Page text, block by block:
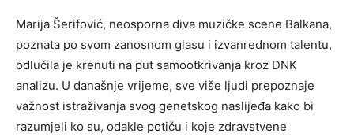
Marija Šerifović, neosporna diva muzičke scene Balkana,
poznata po svom zanosnom glasu i izvanrednom talentu,
odlučila je krenuti na put samootkrivanja kroz DNK
analizu. U današnje vrijeme, sve više ljudi prepoznaje
važnost istraživanja svog genetskog naslijeđa kako bi
razumjeli ko su, odakle potiču i koje zdravstvene